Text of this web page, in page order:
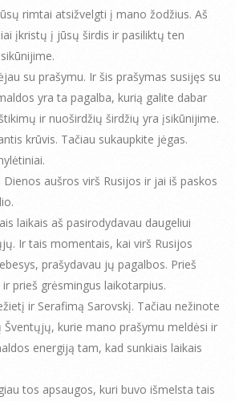
rimtai atsižvelgti į mano žodžius. Aš
įkristų į jūsų širdis ir pasiliktų ten
su prašymu. Ir šis prašymas susijęs su
yra ta pagalba, kurią galite dabar
ir nuoširdžių širdžių yra įsikūnijime.
krūvis. Tačiau sukaupkite jėgas.
aušros virš Rusijos ir jai iš paskos
laikais aš pasirodydavau daugeliui
Ir tais momentais, kai virš Rusijos
prašydavau jų pagalbos. Prieš
prieš grėsmingus laikotarpius.
ir Serafimą Sarovskį. Tačiau nežinote
kurie mano prašymu meldėsi ir
energiją tam, kad sunkiais laikais
tos apsaugos, kuri buvo išmelsta tais